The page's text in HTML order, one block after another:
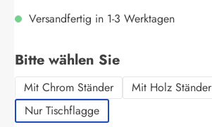
Versandfertig in 1-3 Werktagen
Bitte wählen Sieauswählen
Mit Chrom Ständer
Mit Holz Ständer
Nur Tischflagge